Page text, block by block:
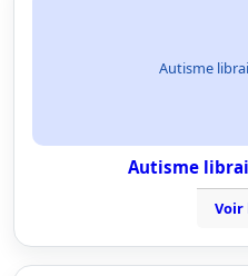
Autisme
Autisme
Voir